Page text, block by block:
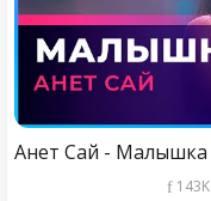
Анет Сай - Малышка
143K